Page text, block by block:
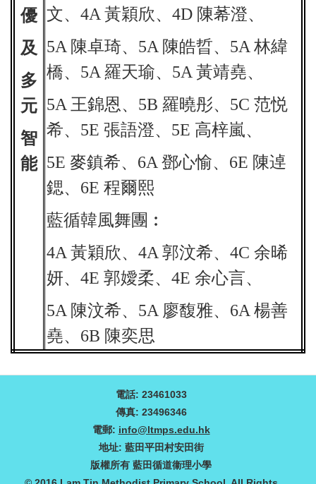
優
及
多
元
智
能
文、4A 黃穎欣、4D 陳莃澄、
5A 陳卓琦、5A 陳皓晢、5A 林緯
橋、5A 羅天瑜、5A 黃靖堯、
5A 王錦恩、5B 羅曉彤、5C 范悦
希、5E 張語澄、5E 高梓嵐、
5E 麥鎮希、6A 鄧心愉、6E 陳逴
鍶、6E 程爾熙
藍循韓風舞團︰
4A 黃穎欣、4A 郭汶希、4C 余晞
妍、4E 郭嬡柔、4E 余心言、
5A 陳汶希、5A 廖馥雅、6A 楊善
堯、6B 陳奕思
電話: 23461033
傳真: 23496346
電郵: info@ltmps.edu.hk
地址: 藍田平田村安田街
版權所有 藍田循道衞理小學